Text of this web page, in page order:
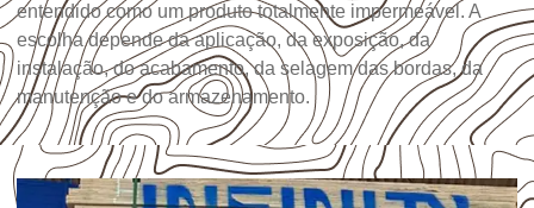
entendido como um produto totalmente impermeável. A
escolha depende da aplicação, da exposição, da
instalação, do acabamento, da selagem das bordas, da
manutenção e do armazenamento.